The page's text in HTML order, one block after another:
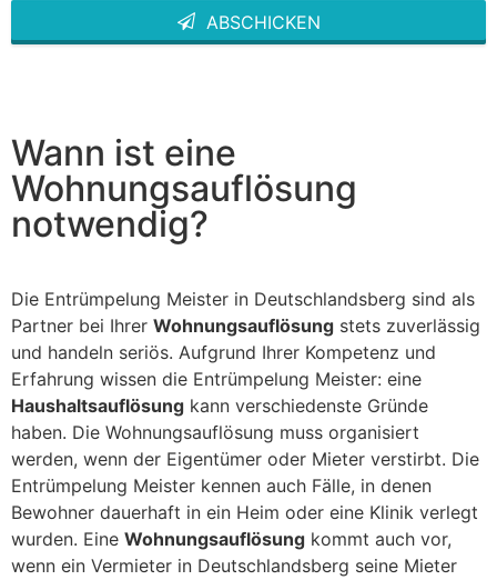
ABSCHICKEN
blank
Wann ist eine
Wohnungsauflösung
notwendig?
Die Entrümpelung Meister in Deutschlandsberg sind als
Partner bei Ihrer Wohnungsauflösung stets zuverlässig
und handeln seriös. Aufgrund Ihrer Kompetenz und
Erfahrung wissen die Entrümpelung Meister: eine
Haushaltsauflösung kann verschiedenste Gründe
haben. Die Wohnungsauflösung muss organisiert
werden, wenn der Eigentümer oder Mieter verstirbt. Die
Entrümpelung Meister kennen auch Fälle, in denen
Bewohner dauerhaft in ein Heim oder eine Klinik verlegt
wurden. Eine Wohnungsauflösung kommt auch vor,
wenn ein Vermieter in Deutschlandsberg seine Mieter